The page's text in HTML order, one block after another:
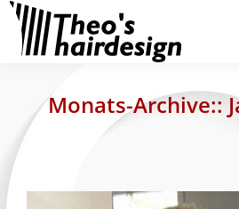
Monats-Archive::